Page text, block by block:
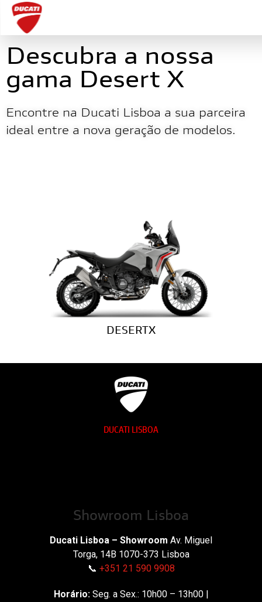
Descubra a nossa
gama Desert X
Encontre na Ducati Lisboa a sua parceira
ideal entre a nova geração de modelos.
DESERTX
DUCATI LISBOA
Showroom Lisboa
Ducati Lisboa – Showroom Av. Miguel
Torga, 14B 1070-373 Lisboa
📞 +351 21 590 9908
Horário:Seg. a Sex.: 10h00 – 13h00 |